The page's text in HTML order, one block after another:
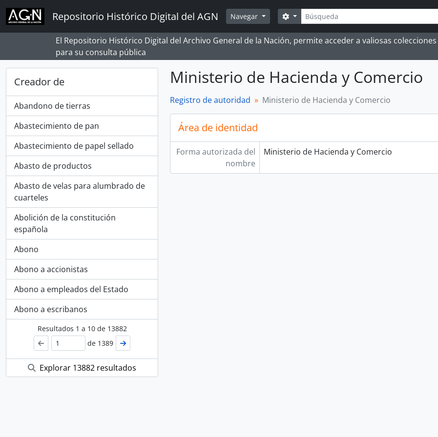
Skip to main content
Repositorio Histórico Digital del AGN Navegar Búsqueda
Search options
El Repositorio Histórico Digital del Archivo General de la Nación, permite acceder a valiosas
para su consulta pública
Creador de
Abandono de tierras
Abastecimiento de pan
Abastecimiento de papel sellado
Abasto de productos
Abasto de velas para alumbrado de
cuarteles
Abolición de la constitución
española
Abono
Abono a accionistas
Abono a empleados del Estado
Abono a escribanos
Resultados 1 a 10de 13882
de 1389
Explorar 13882 resultados
Ministerio de Hacienda y Comercio
Registro de autoridad Ministerio de Hacienda y Comercio
Área de identidad
Forma autorizada del
nombre
Ministerio de Hacienda y Comercio